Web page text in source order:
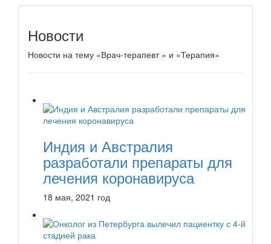
Новости
Новости на тему «Врач-терапевт » и «Терапия»
Индия и Австралия
разработали препараты для
лечения коронавируса
18 мая, 2021 год